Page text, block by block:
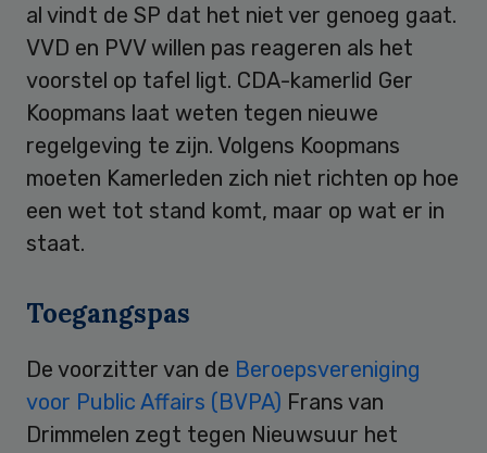
al vindt de SP dat het niet ver genoeg gaat.
VVD en PVV willen pas reageren als het
voorstel op tafel ligt. CDA-kamerlid Ger
Koopmans laat weten tegen nieuwe
regelgeving te zijn. Volgens Koopmans
moeten Kamerleden zich niet richten op hoe
een wet tot stand komt, maar op wat er in
staat.
Toegangspas
De voorzitter van de Beroepsvereniging
voor Public Affairs (BVPA) Frans van
Drimmelen zegt tegen Nieuwsuur het